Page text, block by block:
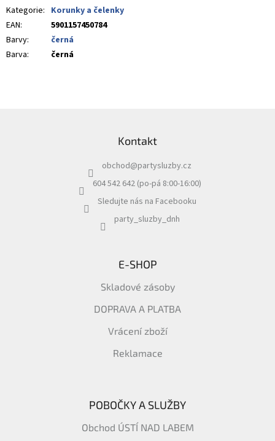
Kategorie: Korunky a čelenky
EAN:
5901157450784
Barvy:
černá
Barva: černá
Kontakt
obchod@partysluzby.cz
604 542 642 (po-pá 8:00-16:00)
Sledujte nás na Facebooku
party_sluzby_dnh
E-SHOP
Skladové zásoby
DOPRAVA A PLATBA
Vrácení zboží
Reklamace
POBOČKY A SLUŽBY
Obchod ÚSTÍ NAD LABEM